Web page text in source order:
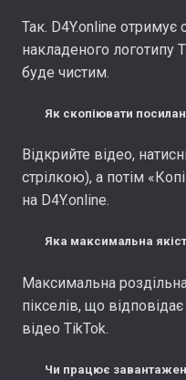
Так. D4Y.online отримує
накладеного логотипу
буде чистим.
Як скопіювати
Відкрийте відео,
стрілкою), а потім
на D4Y.online.
Яка максимальна
Максимальна
пікселів, що
відео TikTok.
Чи працює